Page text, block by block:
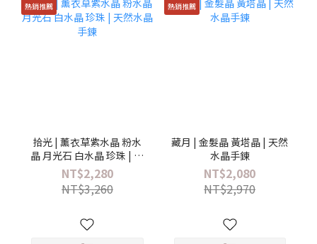
熱銷推薦
拾光 | 薰衣草紫水晶 粉水
晶 月光石 白水晶 珍珠 | 天
然水晶手鍊
NT$2,280
NT$3,260
熱銷推薦
藏月 | 金髮晶 黃塔晶 | 天然
水晶手鍊
NT$2,080
NT$2,970